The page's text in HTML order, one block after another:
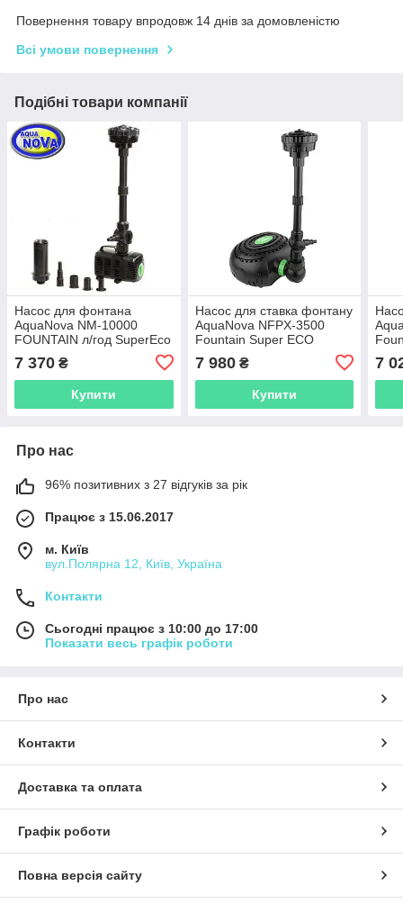
Повернення товару впродовж 14 днів за домовленістю
Всі умови повернення
Подібні товари компанії
Насос для фонтана
AquaNova NM-10000
FOUNTAIN л/год SuperEco
7 370 ₴
Купити
Насос для ставка фонтану
AquaNova NFPX-3500
Fountain Super ECO
7 980₴
Купити
7
Про нас
96% позитивних з 27 відгуків за рік
Працює з 15.06.2017
м. Київ
вул.Полярна 12, Київ, Україна
Контакти
Сьогодні працює з 10:00 до 17:00
Показати весь графік роботи
Про нас
Контакти
Доставка та оплата
Графік роботи
Повна версія сайту